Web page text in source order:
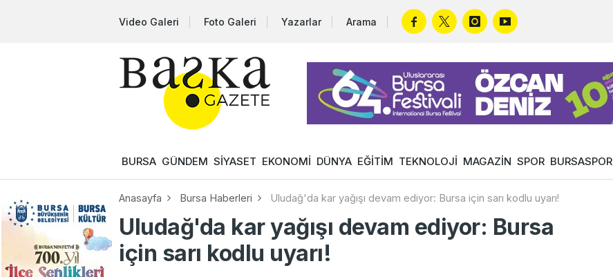
Video Galeri Foto Galeri Yazarlar Arama
BURSA GÜNDEM SİYASET EKONOMİ DÜNYA EĞİTİM TEKNOLOJİ MAGAZİN SPOR BURSASPOR
Anasayfa Bursa Haberleri Uludağ'da kar yağışı devam ediyor: Bursa için sarı kodlu uyarı!
Uludağ'da kar yağışı devam ediyor: Bursa
için sarı kodlu uyarı!